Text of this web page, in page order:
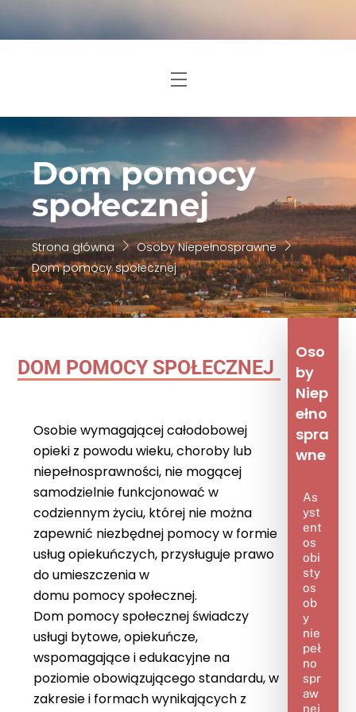
Menu
Dom pomocy
społecznej
Strona główna
Osoby Niepełnosprawne
Dom pomocy społecznej
DOM POMOCYSPOŁECZNEJ
Osobie wymagającej całodobowej
opieki z powodu wieku, choroby lub
niepełnosprawności, nie mogącej
samodzielnie funkcjonować w
codziennym życiu, której nie można
zapewnić niezbędnej pomocyw formie
usług opiekuńczych, przysługuje prawo
do umieszczenia w
domu pomocyspołecznej.
Dom pomocyspołecznej świadczy
usługi bytowe, opiekuńcze,
wspomagające i edukacyjne na
poziomie obowiązującego standardu, w
zakresie i formach wynikających z
Oso
by
Niep
ełno
spra
wne
As
yst
ent
os
obi
sty
os
ob
y
nie
peł
no
spr
aw
nej